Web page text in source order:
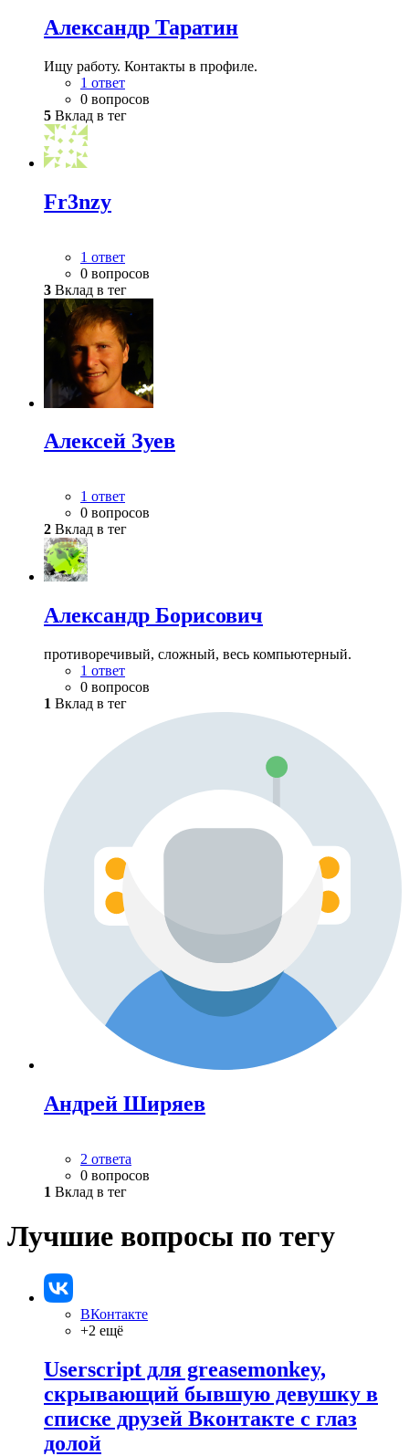
Александр Таратин
Ищу работу. Контакты в профиле.
1 ответ
0 вопросов
5 Вклад в тег
Fr3nzy
1 ответ
0 вопросов
3 Вклад в тег
Алексей Зуев
1 ответ
0 вопросов
2 Вклад в тег
Александр Борисович
противоречивый, сложный, весь компьютерный.
1 ответ
0 вопросов
1 Вклад в тег
Андрей Ширяев
2 ответа
0 вопросов
1 Вклад в тег
Лучшие вопросы по тегу
ВКонтакте
+2 ещё
Userscript для greasemonkey,
скрывающий бывшую девушку в
списке друзей Вконтакте с глаз
долой